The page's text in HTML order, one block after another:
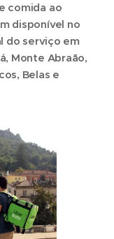
comida ao
disponível no
do serviço em
Monte Abraão,
Belas e